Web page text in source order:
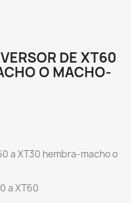
DE XT60
O MACHO-
a XT30 hembra-macho o
a XT60